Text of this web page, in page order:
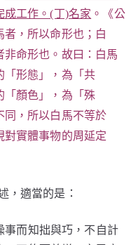
成工作。(丁)名家 。《公
，所以命形也；白
命形也。故曰：白馬
「形態」，為「共
「顏色」，為「殊
同，所以白馬不等於
對實體事物的周延定
，適當的是：
事而知拙與巧，不自計